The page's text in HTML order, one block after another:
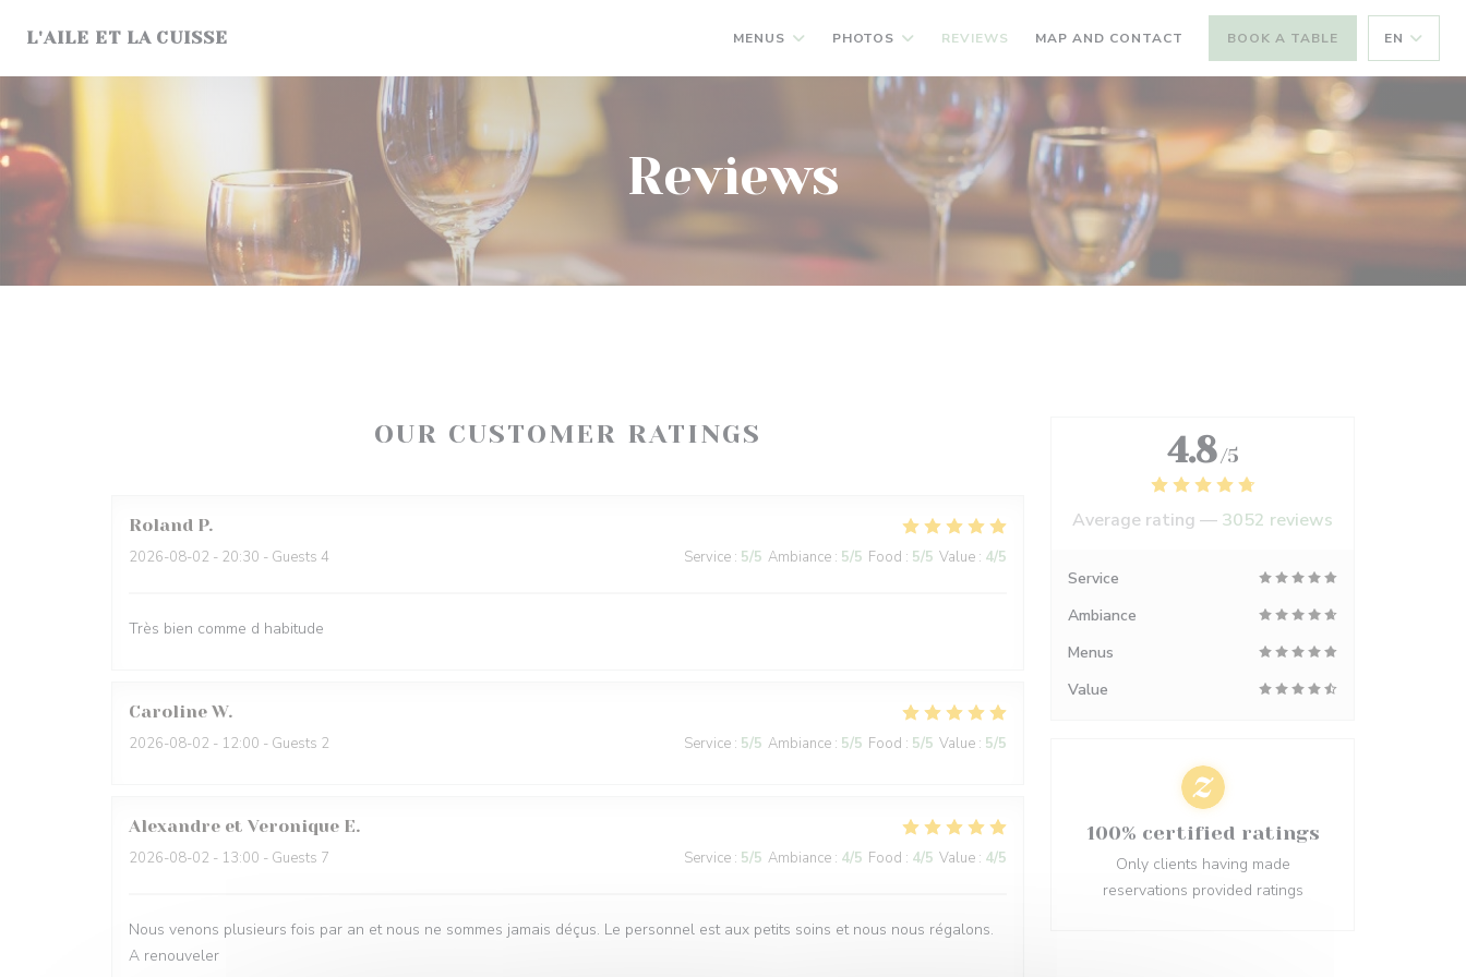
L'AILE ET LA CUISSE MENUS PHOTOS REVIEWS MAP AND CONTACT BOOK A TABLE EN
Reviews
OUR CUSTOMER RATINGS
Roland P
2026-08-02 - 20:30 - Guests 4 Service : 5/5 Ambiance : 5/5 Food : 5/5 Value : 4/5
Très bien comme d habitude
Caroline W
2026-08-02 - 12:00 - Guests 2 Service : 5/5 Ambiance : 5/5 Food : 5/5 Value : 5/5
Alexandre et Veronique E
2026-08-02 - 13:00 - Guests 7 Service : 5/5 Ambiance : 4/5 Food : 4/5 Value : 4/5
Nous venons plusieurs fois par an et nous ne sommes jamais déçus. Le personnel est aux petits soins et nous nous régalons.
A renouveler
4.8 /5
Average rating — 3052 reviews
Service
Ambiance
Menus
Value
100% certified ratings
Only clients having made
reservations provided ratings